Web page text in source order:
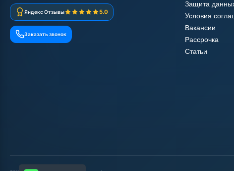
Яндекс Отзывы 5.0
Заказать звонок
Защита
Условия
Вакансии
Рассрочка
Статьи